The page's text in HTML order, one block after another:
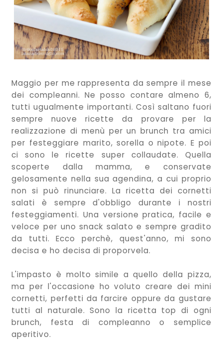
Maggio per me rappresenta da sempre il mese
dei compleanni. Ne posso contare almeno 6,
tutti ugualmente importanti. Così saltano fuori
sempre nuove ricette da provare per la
realizzazione di menù per un brunch tra amici
per festeggiare marito, sorella o nipote. E poi
ci sono le ricette super collaudate. Quella
scoperte dalla mamma, e conservate
gelosamente nella sua agendina, a cui proprio
non si può rinunciare. La ricetta dei cornetti
salati è sempre d'obbligo durante i nostri
festeggiamenti. Una versione pratica, facile e
veloce per uno snack salato e sempre gradito
da tutti. Ecco perchè, quest'anno, mi sono
decisa e ho decisa di proporvela.
L'impasto è molto simile a quello della pizza,
ma per l'occasione ho voluto creare dei mini
cornetti, perfetti da farcire oppure da gustare
tutti al naturale. Sono la ricetta top di ogni
brunch, festa di compleanno o semplice
aperitivo.